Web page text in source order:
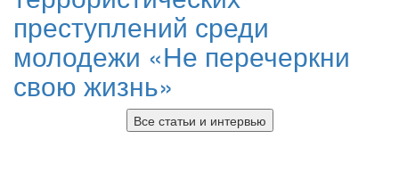
преступлений среди
молодежи «Не перечеркни
свою жизнь»
Все статьи и интервью